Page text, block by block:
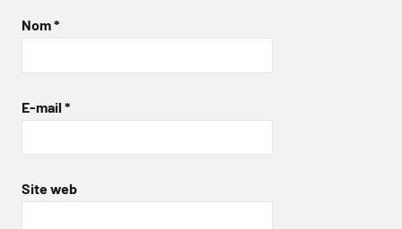
Nom*
E-mail *
Site web